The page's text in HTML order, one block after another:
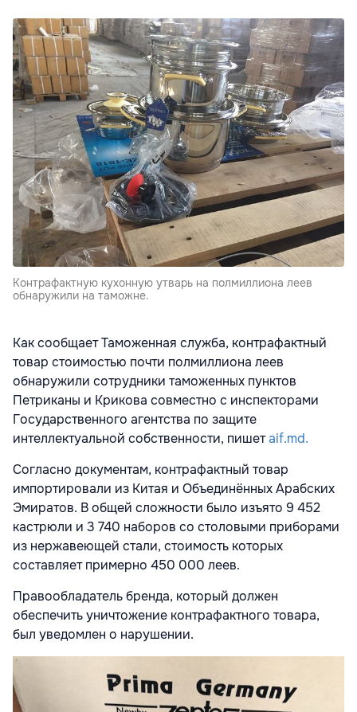
Контрафактную кухонную утварь на полмиллиона леев
обнаружили на таможне.
Как сообщает Таможенная служба, контрафактный
товар стоимостью почти полмиллиона леев
обнаружили сотрудники таможенных пунктов
Петриканы и Крикова совместно с инспекторами
Государственного агентства по защите
интеллектуальной собственности, пишетaif.md.
Согласно документам, контрафактный товар
импортировали из Китая и Объединённых Арабских
Эмиратов. В общей сложности было изъято 9 452
кастрюли и 3 740 наборов со столовыми приборами
из нержавеющей стали, стоимость которых
составляет примерно 450 000 леев.
Правообладатель бренда, который должен
обеспечить уничтожение контрафактного товара,
был уведомлен о нарушении.